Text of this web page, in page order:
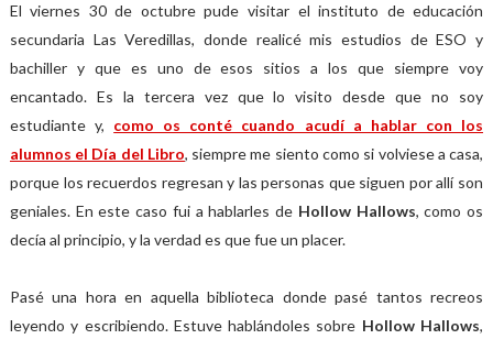
El viernes 30 de octubre pude visitar el instituto de educación
secundaria Las Veredillas, donde realicé mis estudios de ESO y
bachiller y que es uno de esos sitios a los que siempre voy
encantado. Es la tercera vez que lo visito desde que no soy
estudiante y, como os conté cuando acudí a hablar con los
alumnos el Día del Libro, siempre me siento como si volviese a casa,
porque los recuerdos regresan y las personas que siguen por allí son
geniales. En este caso fui a hablarles de Hollow Hallows, como os
decía al principio, y la verdad es que fue un placer.
Pasé una hora en aquella biblioteca donde pasé tantos recreos
leyendo y escribiendo. Estuve hablándoles sobre Hollow Hallows,